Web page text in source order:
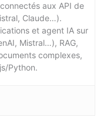
aux API de
Claude…).
et agent IA sur
Mistral…), RAG,
complexes,
Python.